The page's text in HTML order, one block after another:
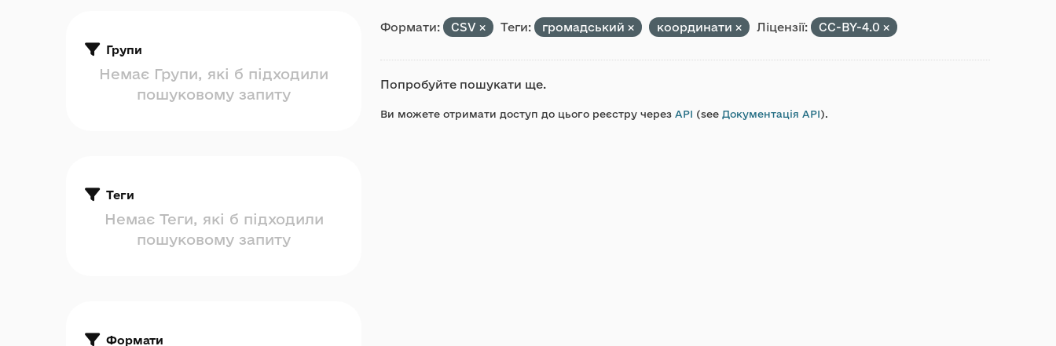
Групи
Немає Групи, які б підходили
пошуковому запиту
Теги
Немає Теги, які б підходили
пошуковому запиту
Формати
Формати: CSV Теги: громадський координати Ліцензії: CC-BY-4.0
Попробуйте пошукати ще.
Ви можете отримати доступ до цього реєстру через API (see Документація API).